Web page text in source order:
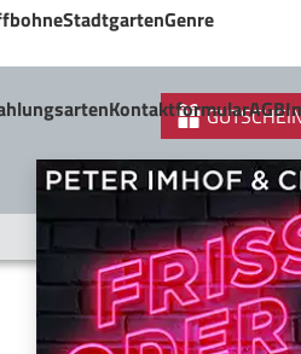
StadtgartenGenre
KontaktformularAGB